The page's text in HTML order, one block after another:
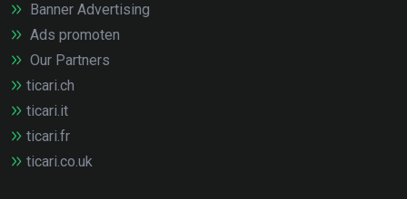
Banner Advertising
Ads promoten
Our Partners
ticari.ch
ticari.it
ticari.fr
ticari.co.uk